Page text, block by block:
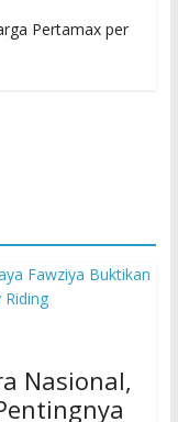
Pertamax per
Nasional,